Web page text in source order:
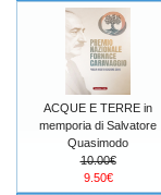
ACQUE E TERRE in
memporia di Salvatore
Quasimodo
10.00€
9.50€